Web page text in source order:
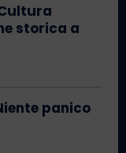
storica a
panico